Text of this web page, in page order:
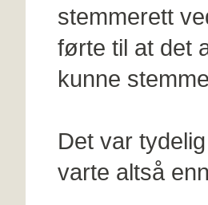
stemmerett
førte til at det
kunne
Det var
varte altså